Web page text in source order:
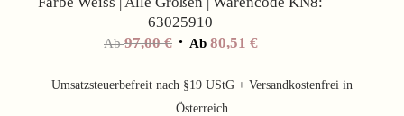
63025910
Ab97,00€ Ab 80,51 €
Umsatzsteuerbefreit nach §19 UStG + Versandkostenfrei in
Österreich